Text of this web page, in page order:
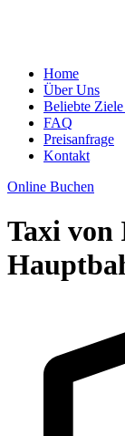
Home
Über Uns
Beliebte
FAQ
Preisanfrage
Kontakt
Online Buchen
Taxi von